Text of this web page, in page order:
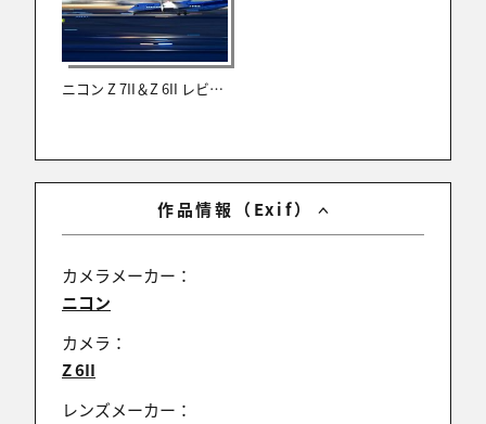
ナイスギラリ！
ken2(休止)
電車の輝きがいいですねぇ。
構図の狙いがバッチリ嵌ってます。
ニコン Z 7II＆Z 6II レビュー
作品情報（Exif）
カメラメーカー：
ニコン
カメラ：
Z 6II
レンズメーカー：